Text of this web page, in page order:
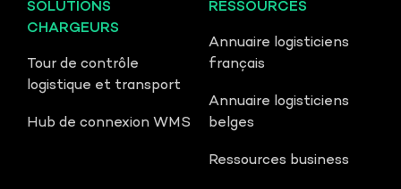
SOLUTIONS
CHARGEURS
Tour de contrôle
logistique et transport
Hub de connexion WMS
RESSOURCES
Annuaire logisticiens
français
Annuaire logisticiens
belges
Ressources business